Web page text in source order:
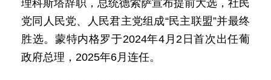
理科斯塔辞职，总统德索萨宣布提前大选，社民
党同人民党、人民君主党组成“民主联盟”并最终
胜选。蒙特内格罗于2024年4月2日首次出任葡
政府总理，2025年6月连任。